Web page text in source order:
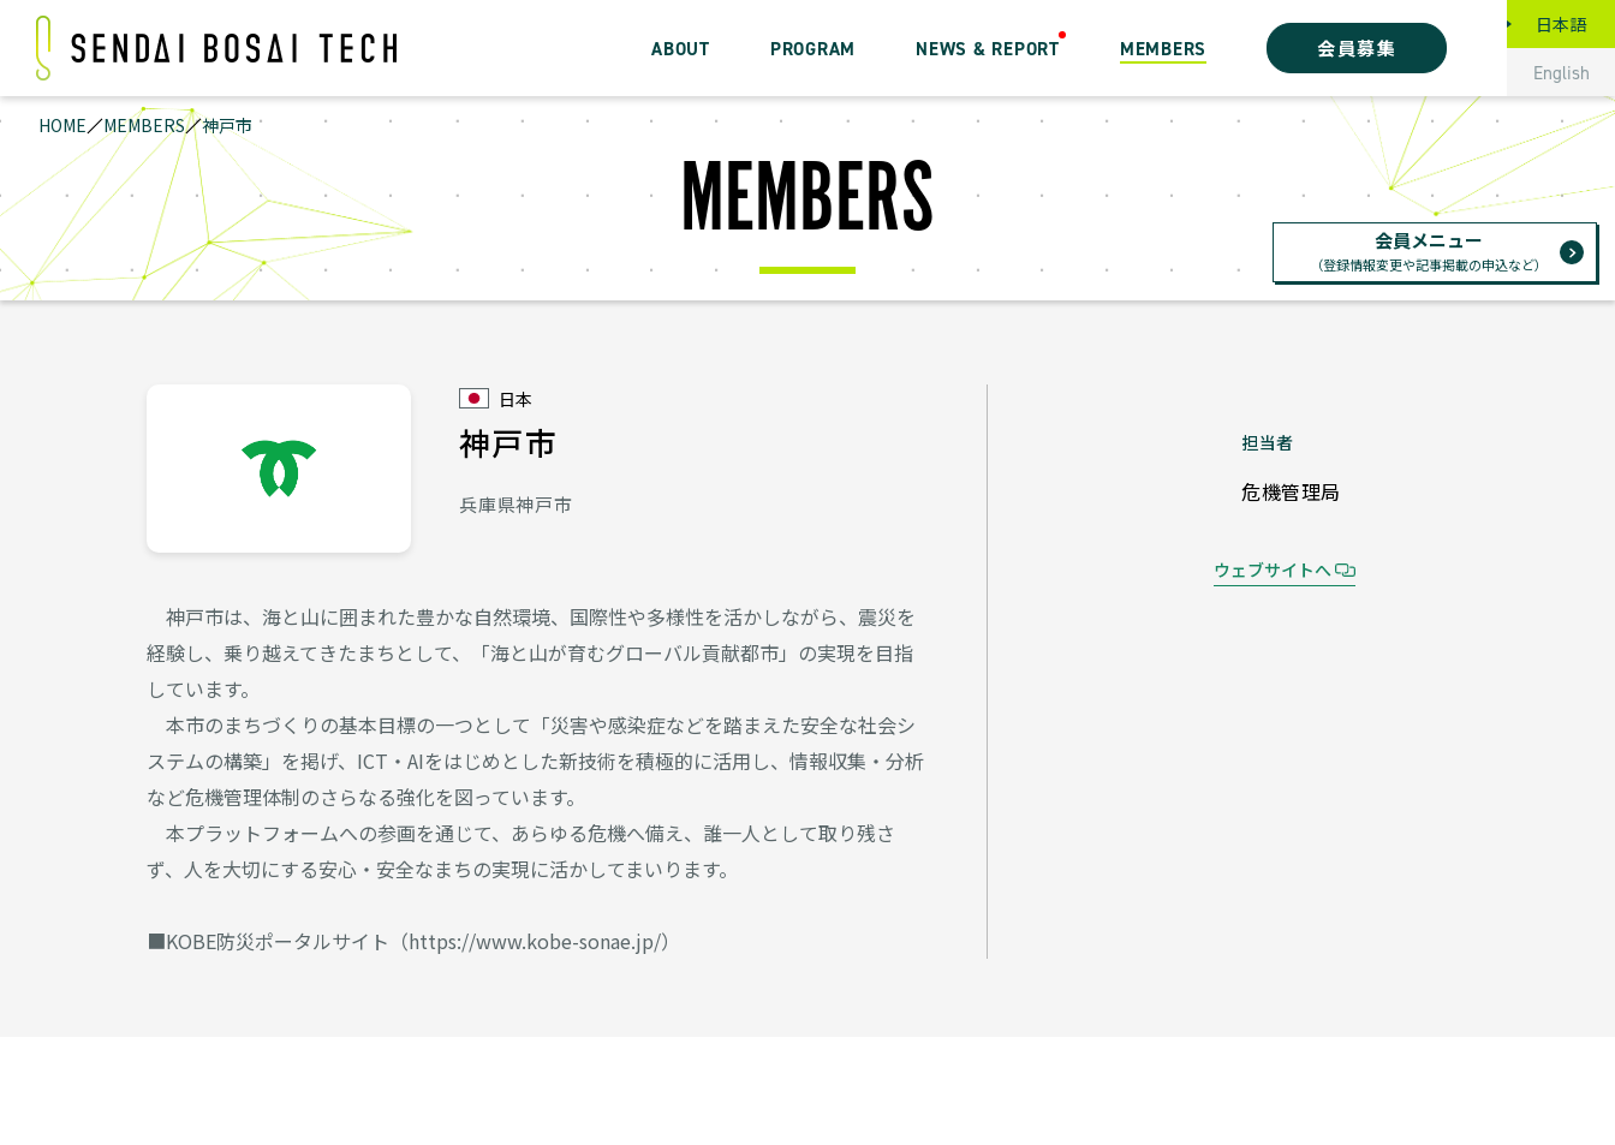
日本語
English
ABOUT PROGRAM NEWS & REPORT MEMBERS 会員募集
HOME MEMBERS 神戸市
MEMBERS 会員メニュー
（登録情報変更や記事掲載の申込など）
日本
神戸市
兵庫県神戸市
神戸市は、海と山に囲まれた豊かな自然環境、国際性や多様性を活かしながら、震災を
経験し、乗り越えてきたまちとして、「海と山が育むグローバル貢献都市」の実現を目指
しています。
本市のまちづくりの基本目標の一つとして「災害や感染症などを踏まえた安全な社会シ
ステムの構築」を掲げ、ICT・AIをはじめとした新技術を積極的に活用し、情報収集・分析
など危機管理体制のさらなる強化を図っています。
本プラットフォームへの参画を通じて、あらゆる危機へ備え、誰一人として取り残さ
ず、人を大切にする安心・安全なまちの実現に活かしてまいります。
■KOBE防災ポータルサイト（https://www.kobe-sonae.jp/）
危機管理局
ウェブサイトへ